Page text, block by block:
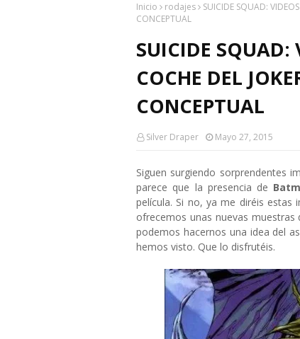
Inicio rodajes
SUICIDE SQUAD:
CONCEPTUAL
SUICIDE SQUAD:
COCHE DEL
CONCEPTUAL
Silver Draper Mayo 27, 2015
Siguen surgiendo sorprendentes
parece que la presencia de
película. Si no, ya me diréis estas
ofrecemos unas nuevas
podemos hacernos una idea del
hemos visto. Que lo disfrutéis.